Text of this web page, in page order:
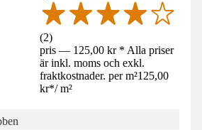
(2)
pris — 125,00 kr * Alla priser
är inkl. moms och exkl.
fraktkostnader. per m²125,00
kr*/ m²